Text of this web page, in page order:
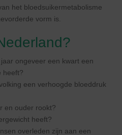
het bloedsuikermetabolisme
vorm is.
ongeveer een kwart een
heeft?
een verhoogde bloeddruk
en ouder rookt?
heeft?
overleden zijn aan een